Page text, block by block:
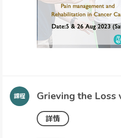
Grieving the Loss
詳情